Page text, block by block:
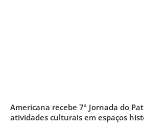
Americana recebe 7ª Jornada do
atividades culturais em espaços